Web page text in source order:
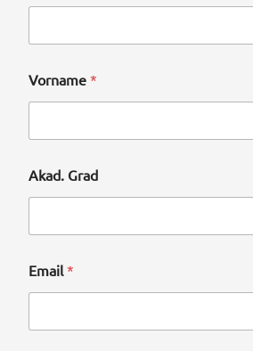
Vorname *
Akad. Grad
Email *